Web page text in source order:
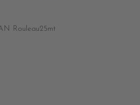
Rouleau25mt